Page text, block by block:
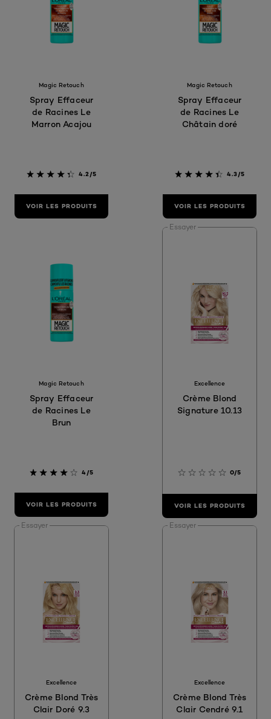
Magic Retouch
Spray Effaceur
de Racines Le
Marron Acajou
4.2/5
VOIR LES PRODUITS
Magic Retouch
Spray Effaceur
de Racines Le
Châtain doré
4.3/5
VOIR LES PRODUITS
Magic Retouch
Spray Effaceur
de Racines Le
Brun
4/5
VOIR LES PRODUITS
Essayer
Excellence
Crème Blond
Signature 10.13
0/5
VOIR LES PRODUITS
Essayer
Excellence
Crème Blond Très
Clair Doré 9.3
Essayer
Excellence
Crème Blond Très
Clair Cendré 9.1